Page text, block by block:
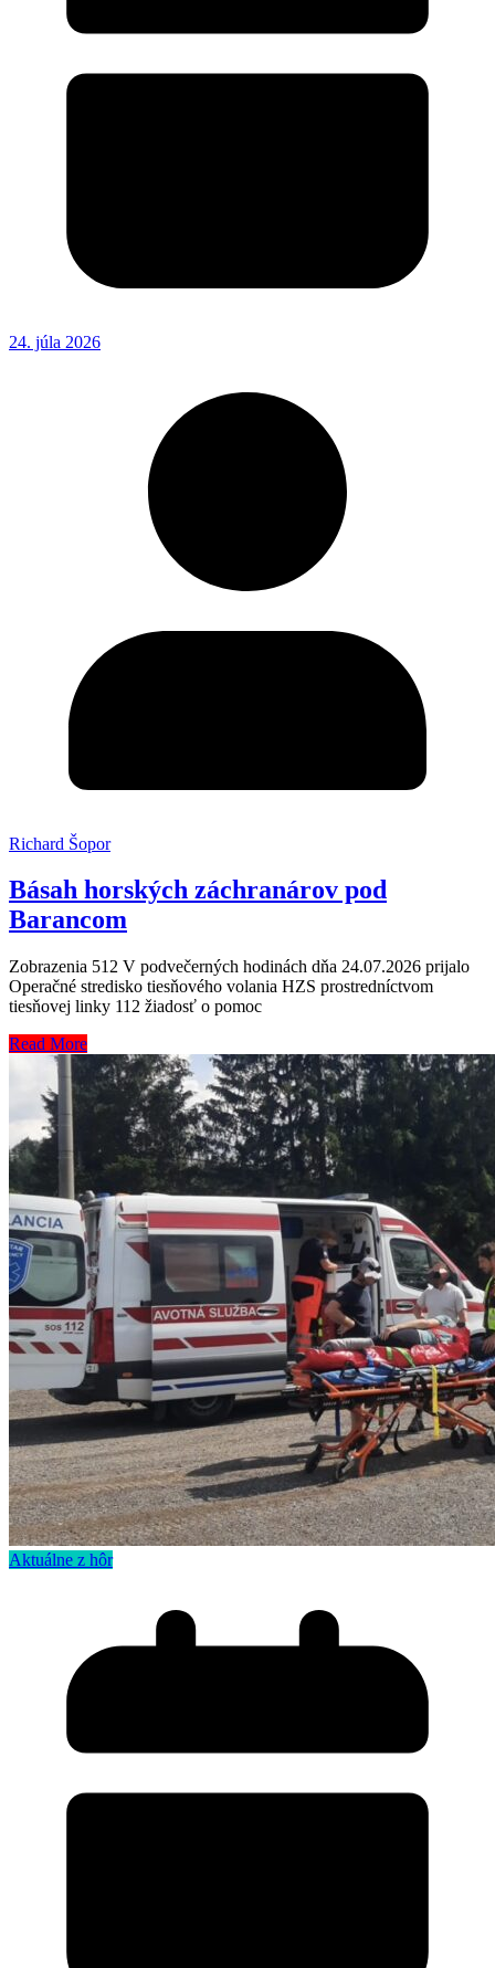
24. júla 2026
Richard Šopor
Básah horských záchranárov pod
Barancom
Zobrazenia 512 V podvečerných hodinách dňa 24.07.2026 prijalo
Operačné stredisko tiesňového volania HZS prostredníctvom
tiesňovej linky 112 žiadosť o pomoc
Read More
Aktuálne z hôr